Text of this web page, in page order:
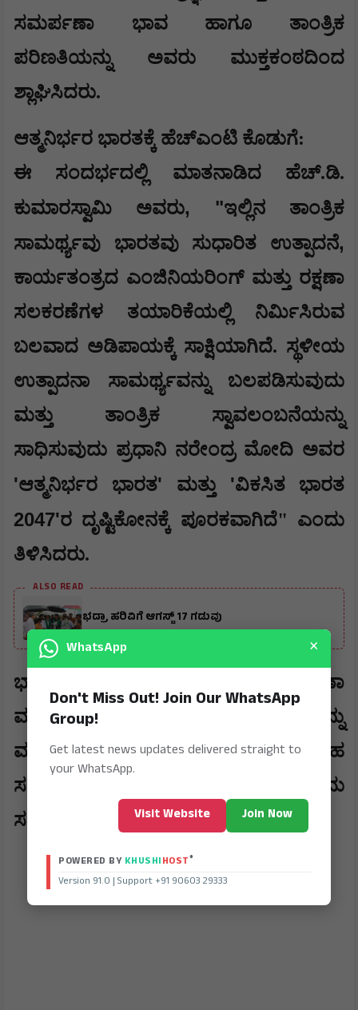
ಸಮರ್ಪಣಾ ಭಾವ ಹಾಗೂ ತಾಂತ್ರಿಕ
ಪರಿಣತಿಯನ್ನು ಅವರು ಮುಕ್ತಕಂಠದಿಂದ
ಶ್ಲಾಘಿಸಿದರು.
​ಆತ್ಮನಿರ್ಭರ ಭಾರತಕ್ಕೆ ಹೆಚ್‌ಎಂಟಿ ಕೊಡುಗೆ:
ಈ ಸಂದರ್ಭದಲ್ಲಿ ಮಾತನಾಡಿದ ಹೆಚ್.ಡಿ.
ಕುಮಾರಸ್ವಾಮಿ ಅವರು, "ಇಲ್ಲಿನ ತಾಂತ್ರಿಕ
ಸಾಮರ್ಥ್ಯವು ಭಾರತವು ಸುಧಾರಿತ ಉತ್ಪಾದನೆ,
ಕಾರ್ಯತಂತ್ರದ ಎಂಜಿನಿಯರಿಂಗ್ ಮತ್ತು ರಕ್ಷಣಾ
ಸಲಕರಣೆಗಳ ತಯಾರಿಕೆಯಲ್ಲಿ ನಿರ್ಮಿಸಿರುವ
ಬಲವಾದ ಅಡಿಪಾಯಕ್ಕೆ ಸಾಕ್ಷಿಯಾಗಿದೆ. ಸ್ಥಳೀಯ
ಉತ್ಪಾದನಾ ಸಾಮರ್ಥ್ಯವನ್ನು ಬಲಪಡಿಸುವುದು
ಮತ್ತು ತಾಂತ್ರಿಕ ಸ್ವಾವಲಂಬನೆಯನ್ನು
ಸಾಧಿಸುವುದು ಪ್ರಧಾನಿ ನರೇಂದ್ರ ಮೋದಿ ಅವರ
'ಆತ್ಮನಿರ್ಭರ ಭಾರತ' ಮತ್ತು 'ವಿಕಸಿತ ಭಾರತ
2047'ರ ದೃಷ್ಟಿಕೋನಕ್ಕೆ ಪೂರಕವಾಗಿದೆ" ಎಂದು
ತಿಳಿಸಿದರು.
ALSO READ
ಭದ್ರಾ ಹರಿವಿಗೆ ಆಗಸ್ಟ್ 17 ಗಡುವು
​ಭಾರತದ ಕೈಗಾರಿಕಾ ರಂಗ ಹಾಗೂ ರಕ್ಷಣಾ
ವಲಯದ ಕಾರ್ಯತಂತ್ರದ ಸ್ವಾವಲಂಬನೆಯನ್ನು
ಮತ್ತಷ್ಟು ಬಲಪಡಿಸುವಲ್ಲಿ ಹೆಚ್‌ಎಂಟಿಯಂತಹ
ಸಂಸ್ಥೆಗಳು ಪ್ರಮುಖ ಪಾತ್ರ ವಹಿಸುತ್ತಿವೆ ಎಂದು
ಸಚಿವರು ಇದೇ ವೇಳೆ ಉಲ್ಲೇಖಿಸಿದರು.
WhatsApp ×
Don't Miss Out! Join Our WhatsApp
Group!
Get latest news updates delivered straight to
your WhatsApp.
Visit Website Join Now
POWERED BY KHUSHIHOST®
Version 91.0 | Support +91 90603 29333